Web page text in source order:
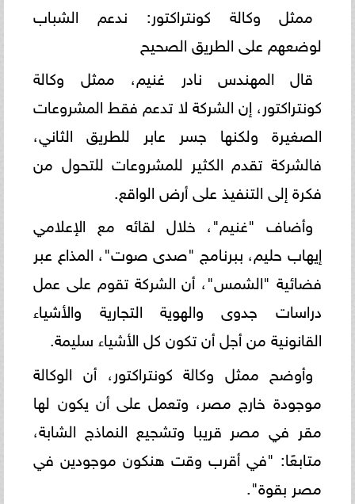
ممثل وكالة كونتراكتور: ندعم الشباب
لوضعهم على الطريق الصحيح
قال المهندس نادر غنيم، ممثل وكالة
كونتراكتور، إن الشركة لا تدعم فقط المشروعات
الصغيرة ولكنها جسر عابر للطريق الثاني،
فالشركة تقدم الكثير للمشروعات للتحول من
فكرة إلى التنفيذ على أرض الواقع.
وأضاف "غنيم"، خلال لقائه مع الإعلامي
إيهاب حليم، ببرنامج "صدى صوت"، المذاع عبر
فضائية "الشمس"، أن الشركة تقوم على عمل
دراسات جدوى والهوية التجارية والأشياء
القانونية من أجل أن تكون كل الأشياء سليمة.
وأوضح ممثل وكالة كونتراكتور، أن الوكالة
موجودة خارج مصر، وتعمل على أن يكون لها
مقر في مصر قريبا وتشجيع النماذج الشابة،
متابعًا: "في أقرب وقت هنكون موجودين في
مصر بقوة".